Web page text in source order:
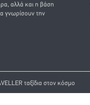
αλλά και η βάση
γνωρίσουν την
ταξίδια στον κόσμο